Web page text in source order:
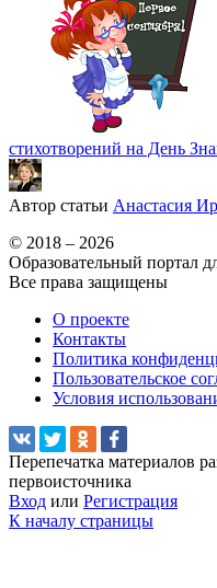
стихотворений на День
Автор статьи Анастасия
© 2018 – 2026
Образовательный портал
Все права защищены
О проекте
Контакты
Политика
Пользовательское
Условия
Перепечатка материалов
первоисточника
Вход или Регистрация
К началу страницы